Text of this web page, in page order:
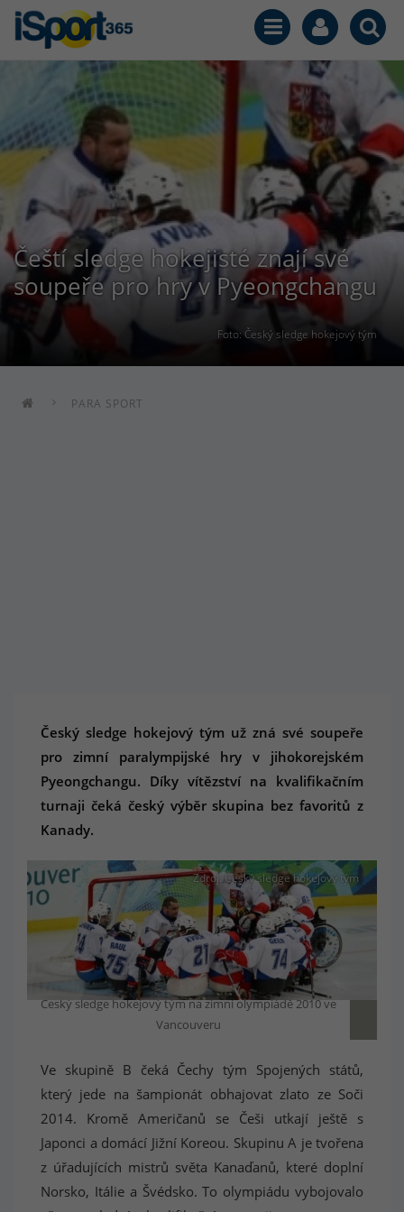
Foto: Český sledge hokejový tým
Čeští sledge hokejisté znají své
soupeře pro hry v Pyeongchangu
PARA SPORT
Český sledge hokejový tým už zná své soupeře
pro zimní paralympijské hry v jihokorejském
Pyeongchangu. Díky vítězství na kvalifikačním
turnaji čeká český výběr skupina bez favoritů z
Kanady.
Český sledge hokejový tým na zimní olympiádě 2010 ve
Vancouveru
Zdroj: Český sledge hokejový tým
Ve skupině B čeká Čechy tým Spojených států,
který jede na šampionát obhajovat zlato ze Soči
2014. Kromě Američanů se Češi utkají ještě s
Japonci a domácí Jižní Koreou. Skupinu A je tvořena
z úřadujících mistrů světa Kanaďanů, které doplní
Norsko, Itálie a Švédsko. To olympiádu vybojovalo